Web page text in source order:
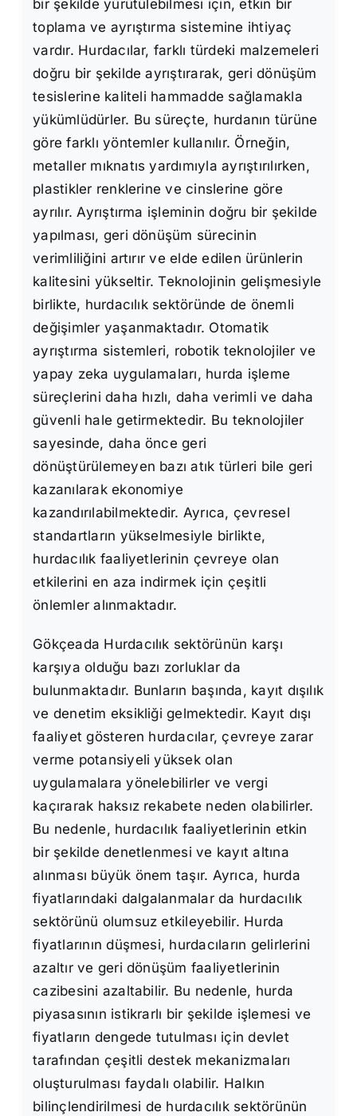
bir şekilde yürütülebilmesi için, etkin bir
toplama ve ayrıştırma sistemine ihtiyaç
vardır. Hurdacılar, farklı türdeki malzemeleri
doğru bir şekilde ayrıştırarak, geri dönüşüm
tesislerine kaliteli hammadde sağlamakla
yükümlüdürler. Bu süreçte, hurdanın türüne
göre farklı yöntemler kullanılır. Örneğin,
metaller mıknatıs yardımıyla ayrıştırılırken,
plastikler renklerine ve cinslerine göre
ayrılır. Ayrıştırma işleminin doğru bir şekilde
yapılması, geri dönüşüm sürecinin
verimliliğini artırır ve elde edilen ürünlerin
kalitesini yükseltir. Teknolojinin gelişmesiyle
birlikte, hurdacılık sektöründe de önemli
değişimler yaşanmaktadır. Otomatik
ayrıştırma sistemleri, robotik teknolojiler ve
yapay zeka uygulamaları, hurda işleme
süreçlerini daha hızlı, daha verimli ve daha
güvenli hale getirmektedir. Bu teknolojiler
sayesinde, daha önce geri
dönüştürülemeyen bazı atık türleri bile geri
kazanılarak ekonomiye
kazandırılabilmektedir. Ayrıca, çevresel
standartların yükselmesiyle birlikte,
hurdacılık faaliyetlerinin çevreye olan
etkilerini en aza indirmek için çeşitli
önlemler alınmaktadır.
Gökçeada Hurdacılık sektörünün karşı
karşıya olduğu bazı zorluklar da
bulunmaktadır. Bunların başında, kayıt dışılık
ve denetim eksikliği gelmektedir. Kayıt dışı
faaliyet gösteren hurdacılar, çevreye zarar
verme potansiyeli yüksek olan
uygulamalara yönelebilirler ve vergi
kaçırarak haksız rekabete neden olabilirler.
Bu nedenle, hurdacılık faaliyetlerinin etkin
bir şekilde denetlenmesi ve kayıt altına
alınması büyük önem taşır. Ayrıca, hurda
fiyatlarındaki dalgalanmalar da hurdacılık
sektörünü olumsuz etkileyebilir. Hurda
fiyatlarının düşmesi, hurdacıların gelirlerini
azaltır ve geri dönüşüm faaliyetlerinin
cazibesini azaltabilir. Bu nedenle, hurda
piyasasının istikrarlı bir şekilde işlemesi ve
fiyatların dengede tutulması için devlet
tarafından çeşitli destek mekanizmaları
oluşturulması faydalı olabilir. Halkın
bilinçlendirilmesi de hurdacılık sektörünün